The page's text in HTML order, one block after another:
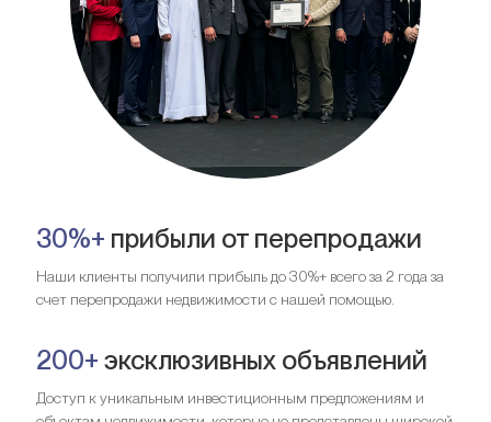
30%+ прибыли от перепродажи
Наши клиенты получили прибыль до 30%+ всего за 2 года за
счет перепродажи недвижимости с нашей помощью.
200+ эксклюзивных объявлений
Доступ к уникальным инвестиционным предложениям и